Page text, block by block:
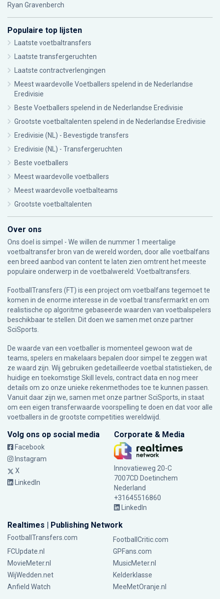
Ryan Gravenberch
Populaire top lijsten
Laatste voetbaltransfers
Laatste transfergeruchten
Laatste contractverlengingen
Meest waardevolle Voetballers spelend in de Nederlandse
Eredivisie
Beste Voetballers spelend in de Nederlandse Eredivisie
Grootste voetbaltalenten spelend in de Nederlandse Eredivisie
Eredivisie (NL) - Bevestigde transfers
Eredivisie (NL) - Transfergeruchten
Beste voetballers
Meest waardevolle voetballers
Meest waardevolle voetbalteams
Grootste voetbaltalenten
Over ons
Ons doel is simpel - We willen de nummer 1 meertalige
voetbaltransfer bron van de wereld worden, door alle voetbalfans
een breed aanbod van content te laten zien omtrent het meeste
populaire onderwerp in de voetbalwereld: Voetbaltransfers.
FootballTransfers (FT) is een project om voetbalfans tegemoet te
komen in de enorme interesse in de voetbal transfermarkt en om
realistische op algoritme gebaseerde waarden van voetbalspelers
beschikbaar te stellen. Dit doen we samen met onze partner
SciSports
De waarde van een voetballer is momenteel gewoon wat de
teams, spelers en makelaars bepalen door simpel te zeggen wat
ze waard zijn. Wij gebruiken gedetailleerde voetbal statistieken, de
huidige en toekomstige Skill levels, contract data en nog meer
details om zo onze unieke rekenmethodes toe te kunnen passen.
Vanuit daar zijn we, samen met onze partner SciSports, in staat
om een eigen transferwaarde voorspelling te doen en dat voor alle
voetballers in de grootste competities wereldwijd.
Volg ons op social media
Facebook
Instagram
X
LinkedIn
Corporate & Media
Innovatieweg 20-C
7007CD Doetinchem
Nederland
+31645516860
LinkedIn
Realtimes | Publishing Network
FootballTransfers.com
FootballCritic.com
FCUpdate.nl
GPFans.com
MovieMeter.nl
MusicMeter.nl
WijWedden.net
Kelderklasse
Anfield Watch
MeeMetOranje.nl